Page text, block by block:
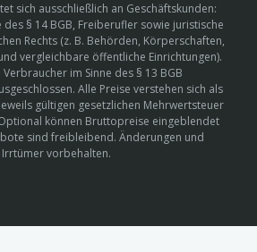
sich ausschließlich an Geschäftskunden:
des § 14 BGB, Freiberufler sowie juristische
Rechts (z. B. Behörden, Körperschaften,
vergleichbare öffentliche Einrichtungen).
Verbraucher im Sinne des § 13 BGB
Alle Preise verstehen sich als
gültigen gesetzlichen Mehrwertsteuer
können Bruttopreise eingeblendet
sind freibleibend. Änderungen und
Irrtümer vorbehalten.